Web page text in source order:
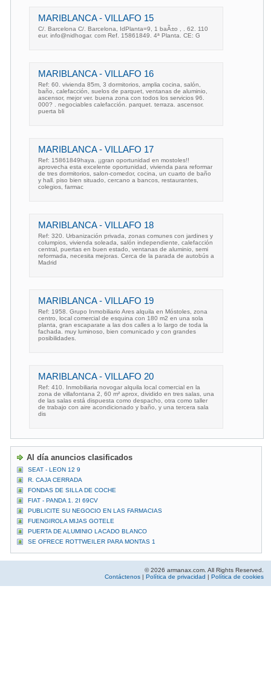
MARIBLANCA - VILLAFO 15
C/. Barcelona C/. Barcelona, IdPlanta=9, 1 baÃ±o , . 62. 110
eur. info@nidhogar. com Ref. 15861849. 4ª Planta. CE: G
MARIBLANCA - VILLAFO 16
Ref: 60. vivienda 85m, 3 dormitorios, amplia cocina, salón,
baño, calefacción, suelos de parquet, ventanas de aluminio,
ascensor, mejor ver. buena zona con todos los servicios 96.
000? . negociables calefacción. parquet. terraza. ascensor.
puerta bli
MARIBLANCA - VILLAFO 17
Ref: 15861849haya. ¡¡gran oportunidad en mostoles!!
aprovecha esta excelente oportunidad, vivienda para reformar
de tres dormitorios, salon-comedor, cocina, un cuarto de baño
y hall. piso bien situado, cercano a bancos, restaurantes,
colegios, farmac
MARIBLANCA - VILLAFO 18
Ref: 320. Urbanización privada, zonas comunes con jardines y
columpios, vivienda soleada, salón independiente, calefacción
central, puertas en buen estado, ventanas de aluminio, semi
reformada, necesita mejoras. Cerca de la parada de autobús a
Madrid
MARIBLANCA - VILLAFO 19
Ref: 1958. Grupo Inmobiliario Ares alquila en Móstoles, zona
centro, local comercial de esquina con 180 m2 en una sola
planta, gran escaparate a las dos calles a lo largo de toda la
fachada. muy luminoso, bien comunicado y con grandes
posibilidades.
MARIBLANCA - VILLAFO 20
Ref: 410. Inmobiliaria novogar alquila local comercial en la
zona de villafontana 2, 60 m² aprox, dividido en tres salas, una
de las salas está dispuesta como despacho, otra como taller
de trabajo con aire acondicionado y baño, y una tercera sala
dis
Al día anuncios clasificados
SEAT - LEON 12 9
R. CAJA CERRADA
FONDAS DE SILLA DE COCHE
FIAT - PANDA 1. 2I 69CV
PUBLICITE SU NEGOCIO EN LAS FARMACIAS
FUENGIROLA MIJAS GOTELE
PUERTA DE ALUMINIO LACADO BLANCO
SE OFRECE ROTTWEILER PARA MONTAS 1
© 2026 armanax.com. All Rights Reserved.
Contáctenos | Política de privacidad | Política de cookies